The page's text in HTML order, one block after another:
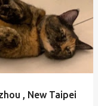
, New Taipei